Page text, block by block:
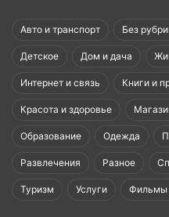
Авто и транспорт Без
Детское Дом и дача
Интернет и связь Книги и
Красота и здоровье
Образование Одежда
Развлечения Разное
Туризм Услуги Фильмы